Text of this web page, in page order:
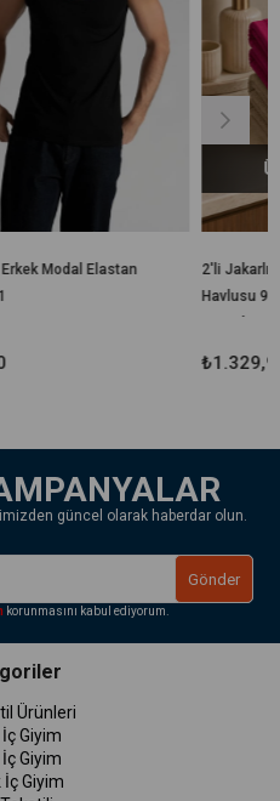
2'li Jakarlı Büyük Boy Banyo
Havlusu 90x150 Cm %100
Ücretsiz Kargo
güncel olarak haberdar olun.
Gönder
korunmasını kabul ediyorum.
Ürünleri
İç Giyim
Giyim
İç Giyim